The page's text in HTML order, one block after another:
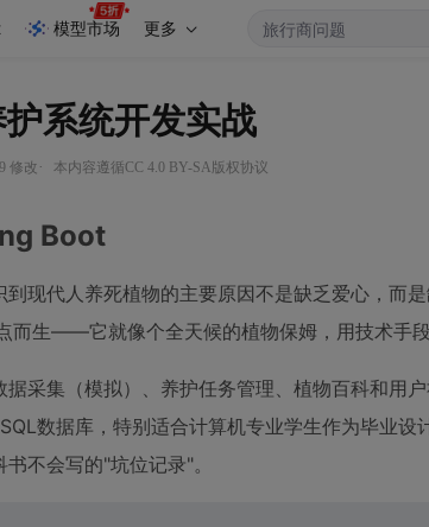
模型市场 更多
系统开发实战
修改 · 本内容遵循CC 4.0 BY-SA版权协议
Boot
现代人养死植物的主要原因不是缺乏爱心，而
而生——它就像个全天候的植物保姆，用技术手段
采集（模拟）、养护任务管理、植物百科和用
数据库，特别适合计算机专业学生作为毕业设
不会写的"坑位记录"。